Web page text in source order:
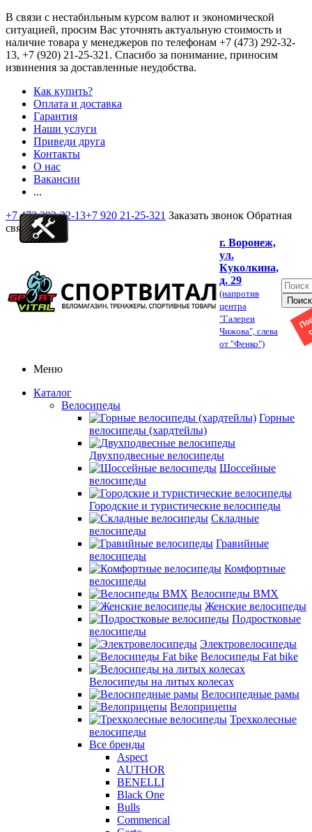
В связи с нестабильным курсом валют и экономической
ситуацией, просим Вас уточнять актуальную стоимость и
наличие товара у менеджеров по телефонам +7 (473) 292-32-
13, +7 (920) 21-25-321 . Спасибо за понимание, приносим
извинения за доставленные неудобства.
Как купить?
Оплата и доставка
Гарантия
Наши услуги
Приведи друга
Контакты
О нас
Вакансии
...
+7 473 292-32-13+7 920 21-25-321 Заказать звонок Обратная
связь
г. Воронеж,
ул.
Куколкина,
д. 29
(напротив
центра
"Галереи
Чижова", слева
от "Фенко")
Меню
Каталог
Велосипеды
Горные
велосипеды (хардтейлы)
Двухподвесные велосипеды
Шоссейные
велосипеды
Городские и туристические велосипеды
Складные
велосипеды
Гравийные
велосипеды
Комфортные
велосипеды
Велосипеды BMX
Женские велосипеды
Подростковые
велосипеды
Электровелосипеды
Велосипеды Fat bike
Велосипеды на литых колесах
Велосипедные рамы
Велоприцепы
Трехколесные
велосипеды
Все бренды
Aspect
AUTHOR
BENELLI
Black One
Bulls
Commencal